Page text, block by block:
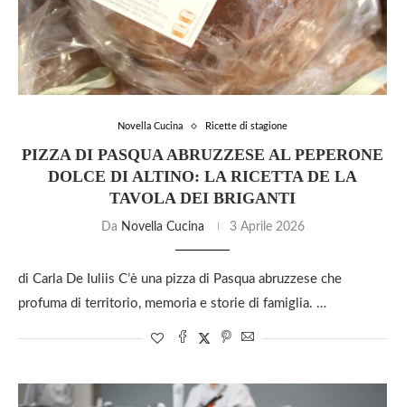
Novella Cucina Ricette di stagione
PIZZA DI PASQUA ABRUZZESE AL PEPERONE
DOLCE DI ALTINO: LA RICETTA DE LA
TAVOLA DEI BRIGANTI
Da Novella Cucina 3 Aprile 2026
di Carla De Iuliis C’è una pizza di Pasqua abruzzese che
profuma di territorio, memoria e storie di famiglia. …